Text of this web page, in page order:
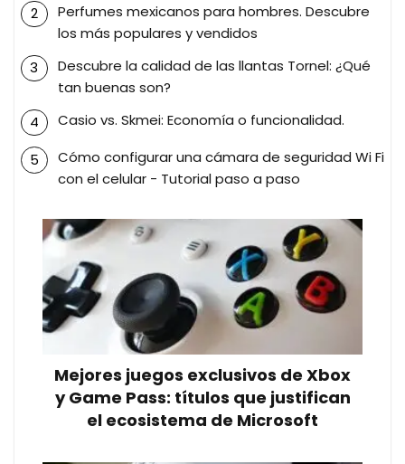
Perfumes mexicanos para hombres. Descubre
los más populares y vendidos
Descubre la calidad de las llantas Tornel: ¿Qué
tan buenas son?
Casio vs. Skmei: Economía o funcionalidad.
Cómo configurar una cámara de seguridad Wi Fi
con el celular - Tutorial paso a paso
Mejores juegos exclusivos de Xbox
y Game Pass: títulos que justifican
el ecosistema de Microsoft